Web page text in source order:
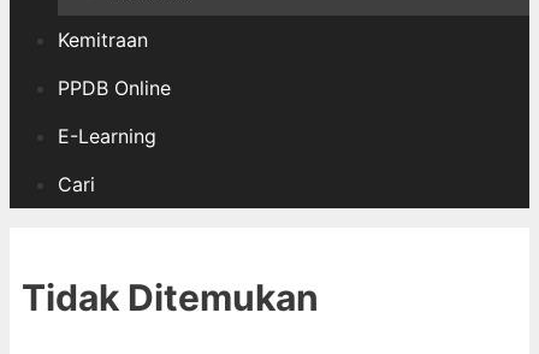
Kemitraan
PPDB Online
E-Learning
Cari
Tidak Ditemukan